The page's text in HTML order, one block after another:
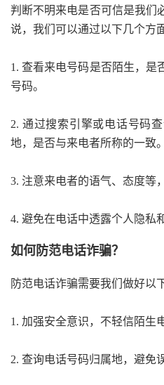
判断不明来电是否可信是我们
说，我们可以通过以下几个方
1. 查看来电号码是否陌生，是
号码。
2. 通过搜索引擎或电话号码
地，是否与来电者所称的一致。
3. 注意来电者的语气、态度等
4. 避免在电话中透露个人隐私
如何防范电话诈骗？
防范电话诈骗需要我们做好以
1. 加强安全意识，不轻信陌生
2. 查询电话号码归属地，避免